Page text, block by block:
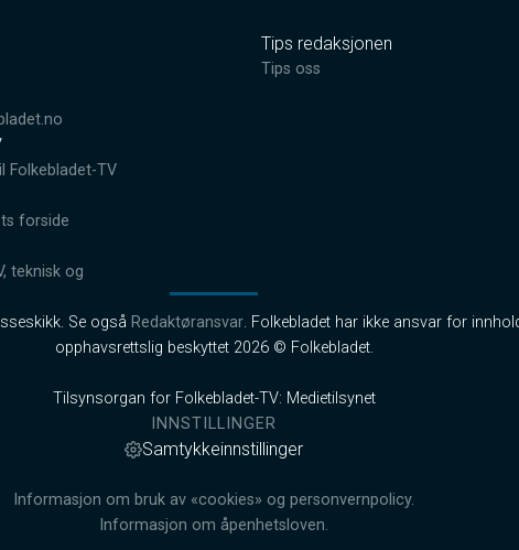
Folkebladet-TV
forside
teknisk og
Tips redaksjonen
Tips oss
Se også Redaktøransvar. Folkebladet har ikke ansvar for
opphavsrettslig beskyttet 2026 © Folkebladet.
Tilsynsorgan for Folkebladet-TV: Medietilsynet
INNSTILLINGER
Samtykkeinnstillinger
Informasjon om bruk av «cookies» og personvernpolicy.
Informasjon om åpenhetsloven.